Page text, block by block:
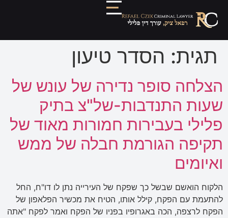
תגית: הסדר טיעון
הצלחה סופר נדירה של עונש של
שעות התנדבות-של"צ בתיק
פלילי בעבירות חמורות מאוד של
תקיפה הגורמת חבלה של ממש
ואיומים
הלקוח הואשם שבשל כך שפקח של העירייה נתן לו דו"ח, החל
להתעמת עם הפקח, קילל אותו, הטיח את מכשיר הפלאפון של
הפקח לרצפה, הכה באגרופיו בפניו של הפקח ואמר לפקח "אתה